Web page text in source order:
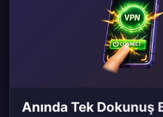
Anında Tek Dokunuş